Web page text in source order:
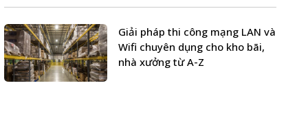
Giải pháp thi công mạng LAN và
Wifi chuyên dụng cho kho bãi,
nhà xưởng từ A-Z